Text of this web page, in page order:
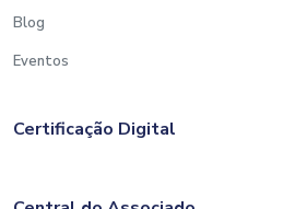
Blog
Eventos
Certificação Digital